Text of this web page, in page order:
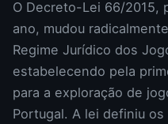
O Decreto-Lei 66/2015,
ano, mudou
Regime Jurídico dos
estabelecendo pela
para a exploração de
Portugal. A lei definiu